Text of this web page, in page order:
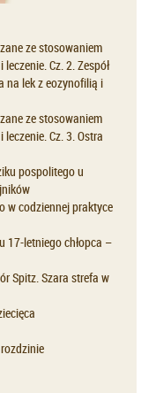
ze stosowaniem
Cz. 2. Zespół
na lek z eozynofilią i
ze stosowaniem
Cz. 3. Ostra
pospolitego u
w codziennej praktyce
17-letniego chłopca –
Spitz. Szara strefa w